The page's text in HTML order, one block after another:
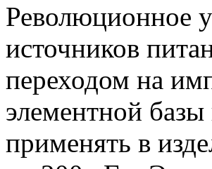
Революционное
источников
переходом на
элементной
применять в